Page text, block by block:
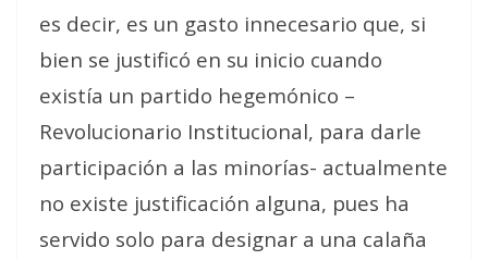
es decir, es un gasto innecesario que, si
bien se justificó en su inicio cuando
existía un partido hegemónico –
Revolucionario Institucional, para darle
participación a las minorías- actualmente
no existe justificación alguna, pues ha
servido solo para designar a una calaña